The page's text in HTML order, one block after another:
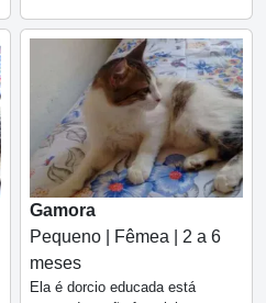
Gamora
Pequeno | Fêmea | 2 a 6
meses
Ela é dorcio educada está